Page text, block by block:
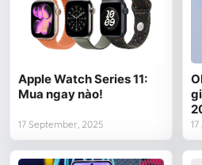
Apple Watch Series 11:
Mua ngay nào!
17 September, 2025